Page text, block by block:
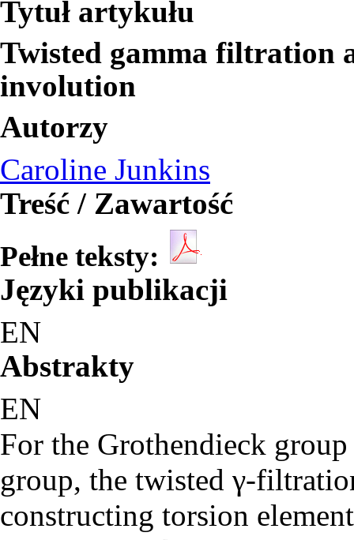
Tytuł artykułu
Twisted gamma filtration
involution
Autorzy
Caroline Junkins
Treść / Zawartość
Pełne teksty:
Języki publikacji
EN
Abstrakty
EN
For the Grothendieck
group, the twisted γ-
constructing torsion